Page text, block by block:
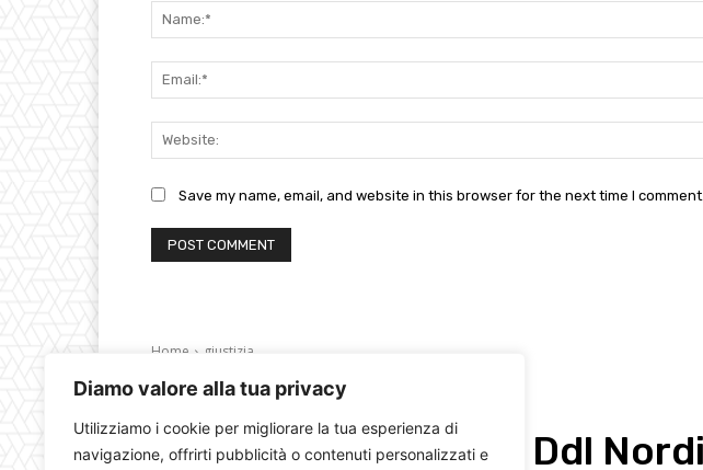
Diamo valore alla tua privacy
Utilizziamo i cookie per migliorare la tua esperienza di
navigazione, offrirti pubblicità o contenuti personalizzati e
Save my name, email, and website in this browser for the next time I comment.